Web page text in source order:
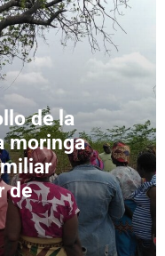
de la
moringa
de